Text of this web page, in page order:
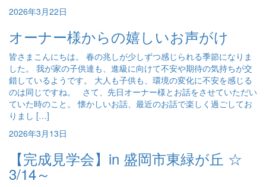
2026年3月22日
オーナー様からの嬉しいお声がけ
皆さまこんにちは。 春の兆しが少しずつ感じられる季節になりま
した。 我が家の子供達も、進級に向けて不安や期待の気持ちが交
錯しているようです。 大人も子供も、環境の変化に不安を感じる
のは同じですね。 さて、先日オーナー様とお話をさせていただい
ていた時のこと。 懐かしいお話、最近のお話で楽しく過ごしてお
りまし […]
2026年3月13日
【完成見学会】in 盛岡市東緑が丘 ☆
3/14～